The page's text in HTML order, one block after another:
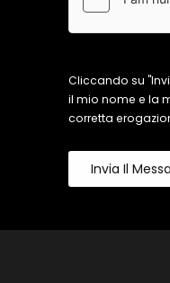
Cliccando su
il mio nome e la
corretta
Invia Il